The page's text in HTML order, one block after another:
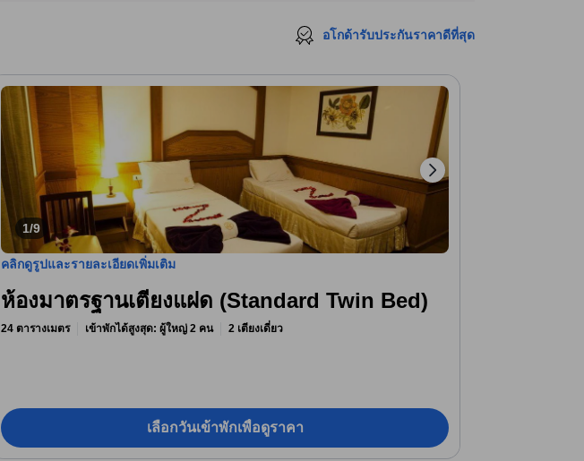
อโกด้ารับประกันราคาดีที่สุด
1/9
คลิกดูรูปและรายละเอียดเพิ่มเติม
ห้องมาตรฐานเตียงแฝด (Standard Twin Bed)
24 ตารางเมตร เข้าพักได้สูงสุด: ผู้ใหญ่ 2 คน 2 เตียงเดี่ยว
เลือกวันเข้าพักเพื่อดูราคา